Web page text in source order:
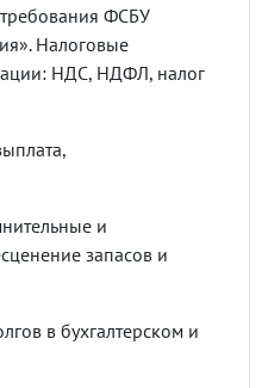
ФСБУ
». Налоговые
НДС, НДФЛ, налог
и
запасов и
в бухгалтерском и